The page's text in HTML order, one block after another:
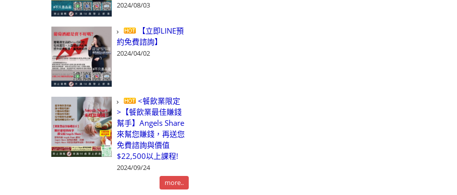
2024/08/03
【立即LINE預
約免費諮詢】
2024/04/02
<餐飲業限定
>【餐飲業最佳賺錢
幫手】Angels Share
來幫您賺錢，再送您
免費諮詢與價值
$22,500以上課程!
2024/09/24
more..